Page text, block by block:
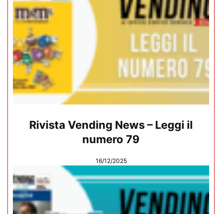
Rivista Vending News – Leggi il
numero 79
16/12/2025